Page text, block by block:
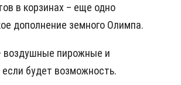
в корзинах – еще одно
дополнение земного Олимпа.
воздушные пирожные и
будет возможность.